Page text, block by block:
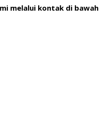
melalui kontak di bawah